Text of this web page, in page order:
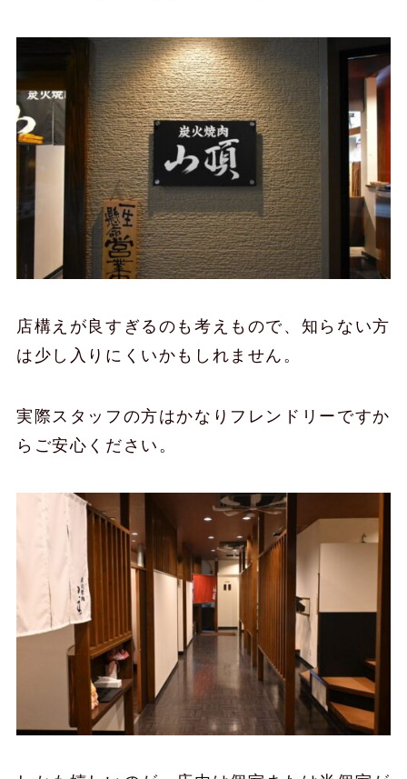
店構えが良すぎるのも考えもので、知らない方
は少し入りにくいかもしれません。
実際スタッフの方はかなりフレンドリーですか
らご安心ください。